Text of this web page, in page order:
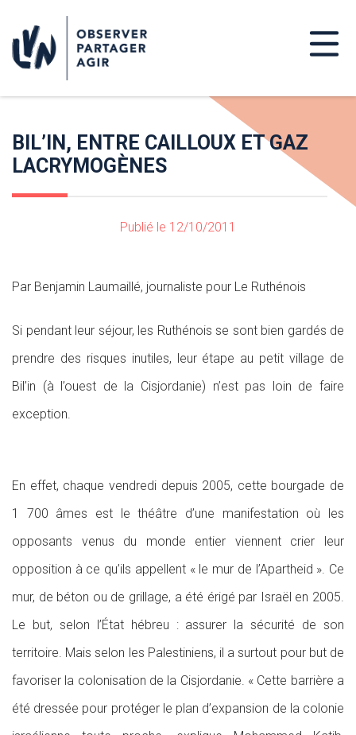
BIL’IN, ENTRE CAILLOUX ET GAZ
LACRYMOGÈNES
Publié le 12/10/2011
Par Benjamin Laumaillé, journaliste pour Le Ruthénois
Si pendant leur séjour, les Ruthénois se sont bien gardés de
prendre des risques inutiles, leur étape au petit village de
Bil’in (à l’ouest de la Cisjordanie) n’est pas loin de faire
exception.
En effet, chaque vendredi depuis 2005, cette bourgade de
1 700 âmes est le théâtre d’une manifestation où les
opposants venus du monde entier viennent crier leur
opposition à ce qu’ils appellent « le mur de l’Apartheid ». Ce
mur, de béton ou de grillage, a été érigé par Israël en 2005.
Le but, selon l’État hébreu : assurer la sécurité de son
territoire. Mais selon les Palestiniens, il a surtout pour but de
favoriser la colonisation de la Cisjordanie. « Cette barrière a
été dressée pour protéger le plan d’expansion de la colonie